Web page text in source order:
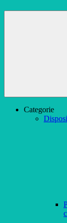
Categorie